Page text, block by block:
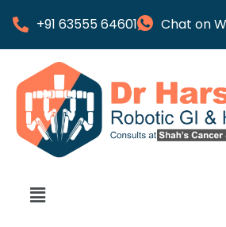
+91 63555 64601 Chat on